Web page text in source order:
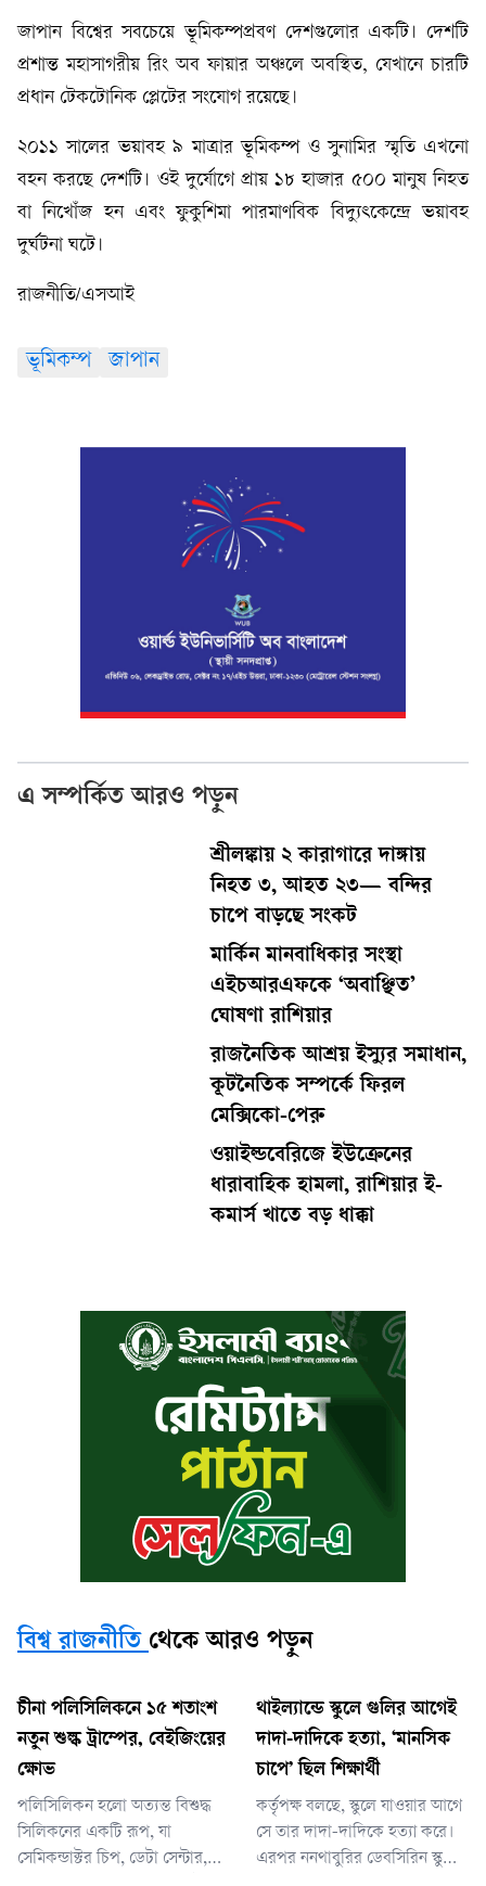
জাপান বিশ্বের সবচেয়ে ভূমিকম্পপ্রবণ দেশগুলোর একটি। দেশটি
প্রশান্ত মহাসাগরীয় রিং অব ফায়ার অঞ্চলে অবস্থিত, যেখানে চারটি
প্রধান টেকটোনিক প্লেটের সংযোগ রয়েছে।
২০১১ সালের ভয়াবহ ৯ মাত্রার ভূমিকম্প ও সুনামির স্মৃতি এখনো
বহন করছে দেশটি। ওই দুর্যোগে প্রায় ১৮ হাজার ৫০০ মানুষ নিহত
বা নিখোঁজ হন এবং ফুকুশিমা পারমাণবিক বিদ্যুৎকেন্দ্রে ভয়াবহ
দুর্ঘটনা ঘটে।
রাজনীতি/এসআই
ভূমিকম্প জাপান
এ সম্পর্কিত আরও পড়ুন
শ্রীলঙ্কায় ২ কারাগারে দাঙ্গায়
নিহত ৩, আহত ২৩— বন্দির
চাপে বাড়ছে সংকট
মার্কিন মানবাধিকার সংস্থা
এইচআরএফকে ‘অবাঞ্ছিত’
ঘোষণা রাশিয়ার
রাজনৈতিক আশ্রয় ইস্যুর সমাধান,
কূটনৈতিক সম্পর্কে ফিরল
মেক্সিকো-পেরু
ওয়াইল্ডবেরিজে ইউক্রেনের
ধারাবাহিক হামলা, রাশিয়ার ই-
কমার্স খাতে বড় ধাক্কা
বিশ্ব রাজনীতি থেকে আরও পড়ুন
চীনা পলিসিলিকনে ১৫ শতাংশ
নতুন শুল্ক ট্রাম্পের, বেইজিংয়ের
ক্ষোভ
পলিসিলিকন হলো অত্যন্ত বিশুদ্ধ
সিলিকনের একটি রূপ, যা
সেমিকন্ডাক্টর চিপ, ডেটা সেন্টার,
থাইল্যান্ডে স্কুলে গুলির আগেই
দাদা-দাদিকে হত্যা, ‘মানসিক
চাপে’ ছিল শিক্ষার্থী
কর্তৃপক্ষ বলছে, স্কুলে যাওয়ার আগে
সে তার দাদা-দাদিকে হত্যা করে।
এরপর ননথাবুরির ডেবসিরিন স্কুলে